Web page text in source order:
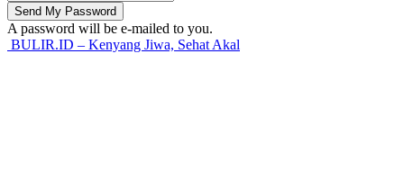
A password will be e-mailed to you.
BULIR.ID – Kenyang Jiwa, Sehat Akal